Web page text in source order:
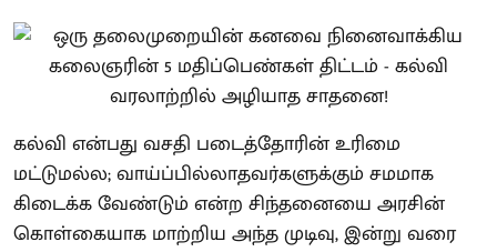
கல்வி என்பது வசதி படைத்தோரின் உரிமை
மட்டுமல்ல; வாய்ப்பில்லாதவர்களுக்கும் சமமாக
கிடைக்க வேண்டும் என்ற சிந்தனையை அரசின்
கொள்கையாக மாற்றிய அந்த முடிவு, இன்று வரை